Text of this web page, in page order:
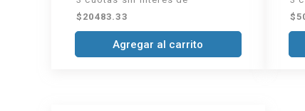
$20483.33
Agregar al carrito